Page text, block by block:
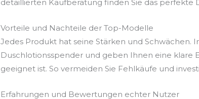
detaillierten Kaufberatung finden Sie das perfekte
Vorteile und Nachteile der Top-Modelle
Jedes Produkt hat seine Stärken und Schwächen.
Duschlotionsspender und geben Ihnen eine klare
geeignet ist. So vermeiden Sie Fehlkäufe und
Erfahrungen und Bewertungen echter Nutzer